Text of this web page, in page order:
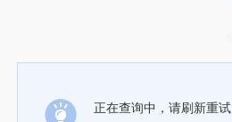
正在查询中，请刷新重试